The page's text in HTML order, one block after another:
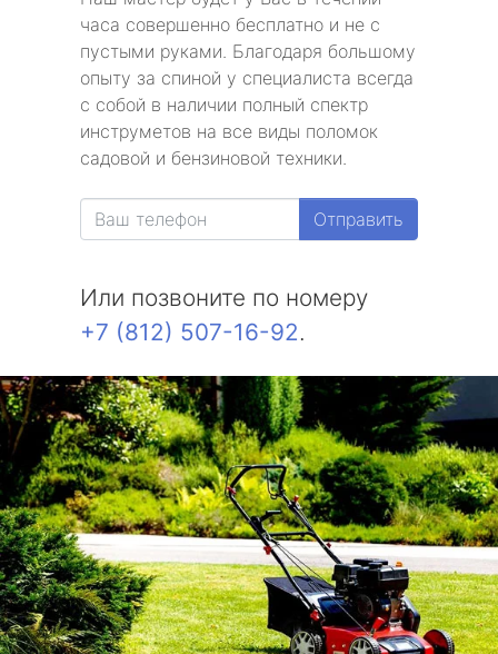
часа совершенно бесплатно и не с
пустыми руками. Благодаря большому
опыту за спиной у специалиста всегда
с собой в наличии полный спектр
инструметов на все виды поломок
садовой и бензиновой техники.
Отправить
Или позвоните по номеру
+7 (812) 507-16-92.